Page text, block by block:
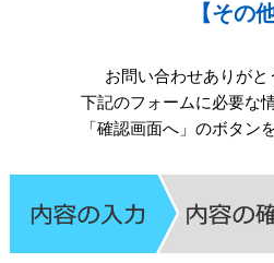
【その
お問い合わせありがと
下記のフォームに必要な
「確認画面へ」のボタン